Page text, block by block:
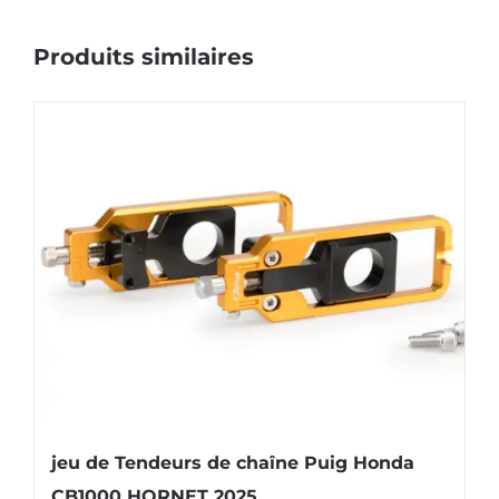
Produits similaires
jeu de Tendeurs de chaîne Puig Honda
CB1000 HORNET 2025